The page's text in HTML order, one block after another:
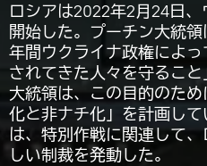
ロシアは2022年2月24日
開始した。プーチン大統
年間ウクライナ政権によ
されてきた人々を守るこ
大統領は、この目的のた
化と非ナチ化」を計画し
は、特別作戦に関連して
しい制裁を発動した。